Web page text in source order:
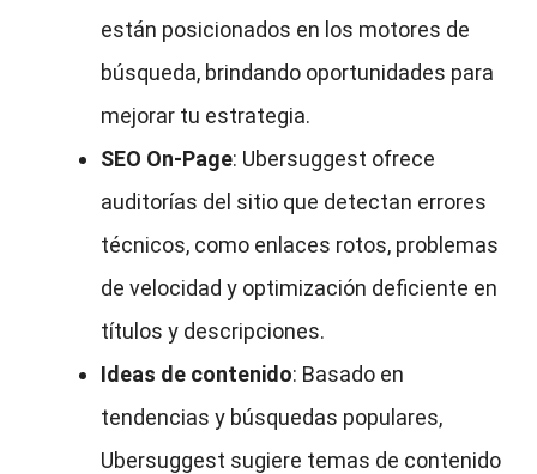
están posicionados en los motores de
búsqueda, brindando oportunidades para
mejorar tu estrategia.
SEO On-Page: Ubersuggest ofrece
auditorías del sitio que detectan errores
técnicos, como enlaces rotos, problemas
de velocidad y optimización deficiente en
títulos y descripciones.
Ideas de contenido: Basado en
tendencias y búsquedas populares,
Ubersuggest sugiere temas de contenido